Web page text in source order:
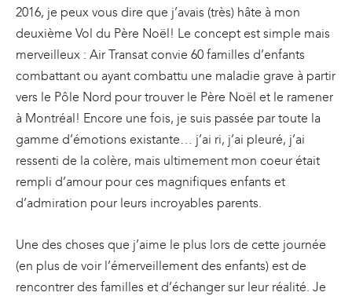
2016, je peux vous dire que j’avais (très) hâte à mon
deuxième Vol du Père Noël! Le concept est simple mais
merveilleux : Air Transat convie 60 familles d’enfants
combattant ou ayant combattu une maladie grave à partir
vers le Pôle Nord pour trouver le Père Noël et le ramener
à Montréal! Encore une fois, je suis passée par toute la
gamme d’émotions existante… j’ai ri, j’ai pleuré, j’ai
ressenti de la colère, mais ultimement mon coeur était
rempli d’amour pour ces magnifiques enfants et
d’admiration pour leurs incroyables parents.
Une des choses que j’aime le plus lors de cette journée
(en plus de voir l’émerveillement des enfants) est de
rencontrer des familles et d’échanger sur leur réalité. Je